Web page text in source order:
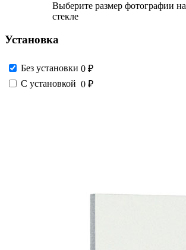
Выберите размер фотографии на
стекле
Установка
Без установки 0 ₽
С установкой 0 ₽